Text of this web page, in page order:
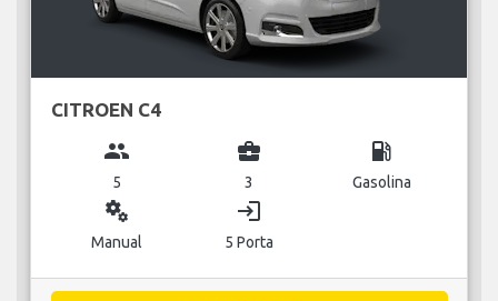
CITROEN C4
group
5
business_center
3
local_gas_station
Gasolina
miscellaneous_services
Manual
login
5 Porta